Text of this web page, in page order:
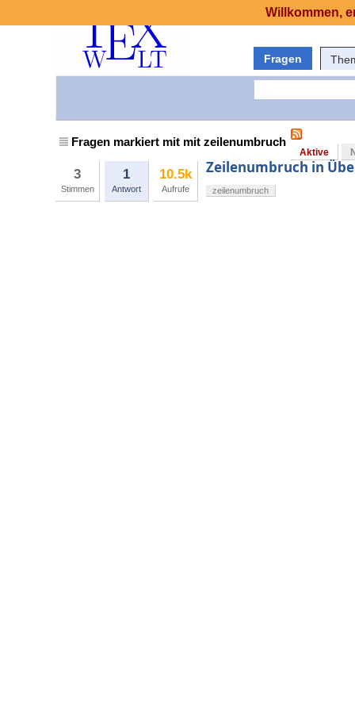
Fragen
Fragen markiert mit mit zeilenumbruch
Aktive
3
Stimmen
1
Antwort
10.5k
Aufrufe
Zeilenumbruch in
zeilenumbruch
Willkommen,